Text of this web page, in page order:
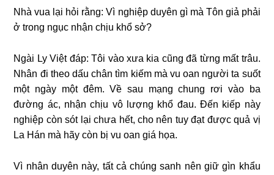
Nhà vua lại hỏi rằng: Vì nghiệp duyên gì mà Tôn giả phải
ở trong ngục nhận chịu khổ sở?
Ngài Ly Việt đáp: Tôi vào xưa kia cũng đã từng mất trâu.
Nhân đi theo dấu chân tìm kiếm mà vu oan người ta suốt
một ngày một đêm. Về sau mạng chung rơi vào ba
đường ác, nhận chịu vô lượng khổ đau. Đến kiếp này
nghiệp còn sót lại chưa hết, cho nên tuy đạt được quả vị
La Hán mà hãy còn bị vu oan giá họa.
Vì nhân duyên này, tất cả chúng sanh nên giữ gìn khẩu